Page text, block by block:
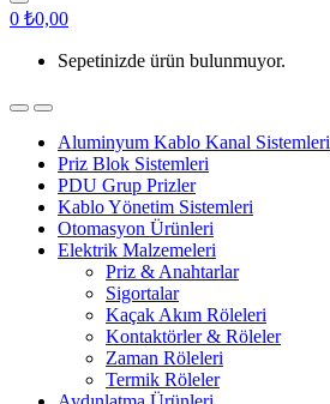
0 ₺0,00
Sepetinizde ürün bulunmuyor.
Aluminyum Kablo Kanal Sistemleri
Priz Blok Sistemleri
PDU Grup Prizler
Kablo Yönetim Sistemleri
Otomasyon Ürünleri
Elektrik Malzemeleri
Priz & Anahtarlar
Sigortalar
Kaçak Akım Röleleri
Kontaktörler & Röleler
Zaman Röleleri
Termik Röleler